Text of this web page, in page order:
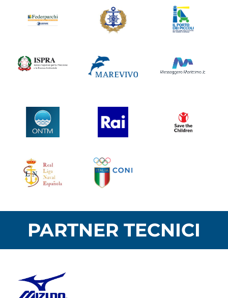
PARTNER TECNICI